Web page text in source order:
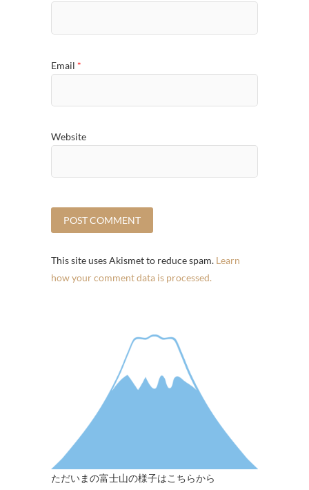
Email *
Website
This site uses Akismet to reduce spam. Learn
how your comment data is processed.
ただいまの富士山の様子はこちらから